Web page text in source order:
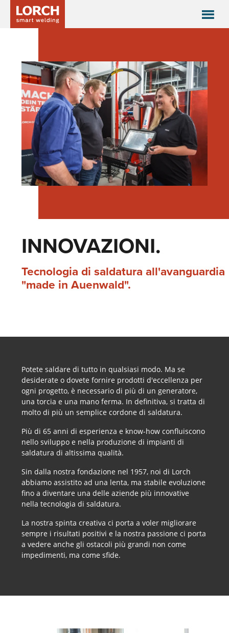
INNOVAZIONI.
Tecnologia di saldatura all'avanguardia
"made in Auenwald".
Potete saldare di tutto in qualsiasi modo. Ma se
desiderate o dovete fornire prodotti d'eccellenza per
ogni progetto, è necessario di più di un generatore,
una torcia e una mano ferma. In definitiva, si tratta di
molto di più un semplice cordone di saldatura.
Più di 65 anni di esperienza e know-how confluiscono
nello sviluppo e nella produzione di impianti di
saldatura di altissima qualità.
Sin dalla nostra fondazione nel 1957, noi di Lorch
abbiamo assistito ad una lenta, ma stabile evoluzione
fino a diventare una delle aziende più innovative
nella tecnologia di saldatura.
La nostra spinta creativa ci porta a voler migliorare
sempre i risultati positivi e la nostra passione ci porta
a vedere anche gli ostacoli più grandi non come
impedimenti, ma come sfide.